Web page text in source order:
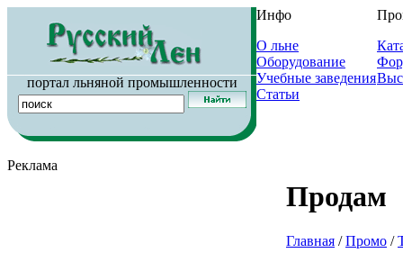
портал льняной промышленности
Инфо
О льне
Оборудование
Учебные заведения
Статьи
Реклама
Продам
Главная /Промо /